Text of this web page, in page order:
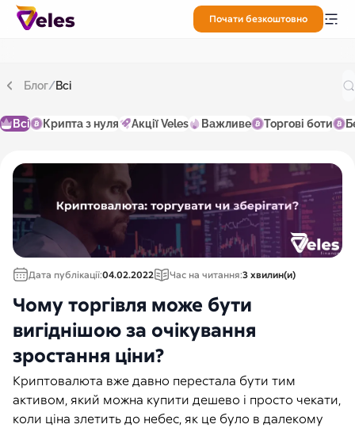
Почати безкоштовно
Блог/Всі
Всі Крипта з нуля Акції Veles Важливе Торгові боти
Дата публікації:04.02.2022 Час на читання:3 хвилин(и)
Чому торгівля може бути
вигіднішою за очікування
зростання ціни?
Криптовалюта вже давно перестала бути тим
активом, який можна купити дешево і просто чекати,
коли ціна злетить до небес, як це було в далекому